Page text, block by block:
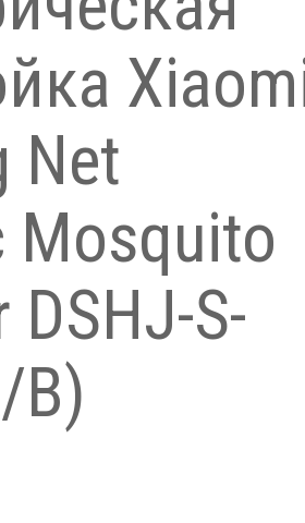
Net
Mosquito
S-
B)